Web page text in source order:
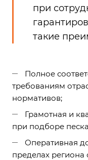
при
такие
Полное
требованиям
нормативов;
Грамотная и
при подборе
Оперативная
пределах